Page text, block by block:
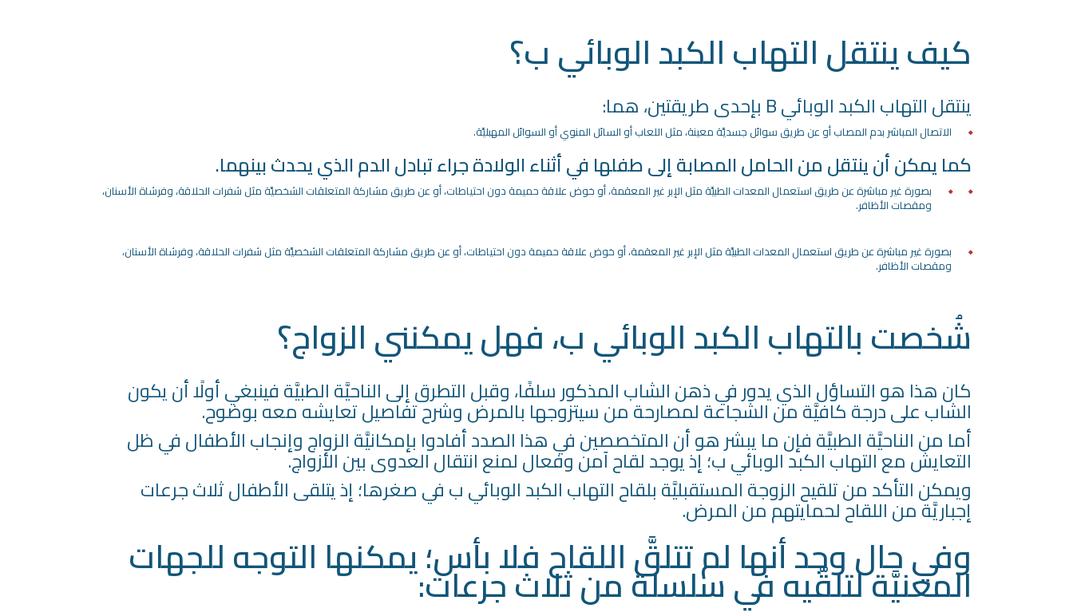
كيف ينتقل التهاب الكبد الوبائي ب؟
ينتقل التهاب الكبد الوبائي B بإحدى طريقتين، هما:
الاتصال المباشر بدم المصاب أو عن طريق سوائل جسديَّة معينة، مثل اللعاب أو السائل المنوي أو السوائل المهبليَّة.
كما يمكن أن ينتقل من الحامل المصابة إلى طفلها في أثناء الولادة جراء تبادل الدم الذي يحدث بينهما.
بصورة غير مباشرة عن طريق استعمال المعدات الطبيَّة مثل الإبر غير المعقمة، أو خوض علاقة حميمة دون احتياطات، أو عن طريق مشاركة المتعلقات الشخصيَّة مثل شفرات الحلاقة، وفرشاة الأسنان،
ومقصات الأظافر.
بصورة غير مباشرة عن طريق استعمال المعدات الطبيَّة مثل الإبر غير المعقمة، أو خوض علاقة حميمة دون احتياطات، أو عن طريق مشاركة المتعلقات الشخصيَّة مثل شفرات الحلاقة، وفرشاة الأسنان،
ومقصات الأظافر.
شُخصت بالتهاب الكبد الوبائي ب، فهل يمكنني الزواج؟
كان هذا هو التساؤل الذي يدور في ذهن الشاب المذكور سلفًا، وقبل التطرق إلى الناحيَّة الطبيَّة فينبغي أولًا أن يكون
الشاب على درجة كافيَّة من الشجاعة لمصارحة من سيتزوجها بالمرض وشرح تفاصيل تعايشه معه بوضوح.
أما من الناحيَّة الطبيَّة فإن ما يبشر هو أن المتخصصين في هذا الصدد أفادوا بإمكانيَّة الزواج وإنجاب الأطفال في ظل
التعايش مع التهاب الكبد الوبائي ب؛ إذ يوجد لقاح آمن وفعال لمنع انتقال العدوى بين الأزواج.
ويمكن التأكد من تلقيح الزوجة المستقبليَّة بلقاح التهاب الكبد الوبائي ب في صغرها؛ إذ يتلقى الأطفال ثلاث جرعات
إجباريَّة من اللقاح لحمايتهم من المرض.
وفي حال وجد أنها لم تتلقَّ اللقاح فلا بأس؛ يمكنها التوجه للجهات
المعنيَّة لتلقّيه في سلسلة من ثلاث جرعات: